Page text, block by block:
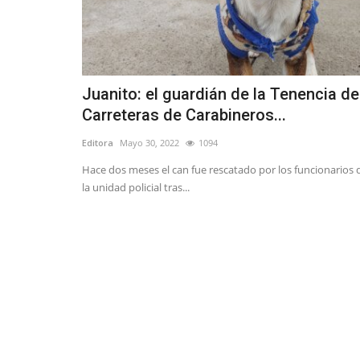
Juanito: el guardián de la Tenencia de
Carreteras de Carabineros...
Editora Mayo 30, 2022 1094
Hace dos meses el can fue rescatado por los funcionarios
la unidad policial tras...